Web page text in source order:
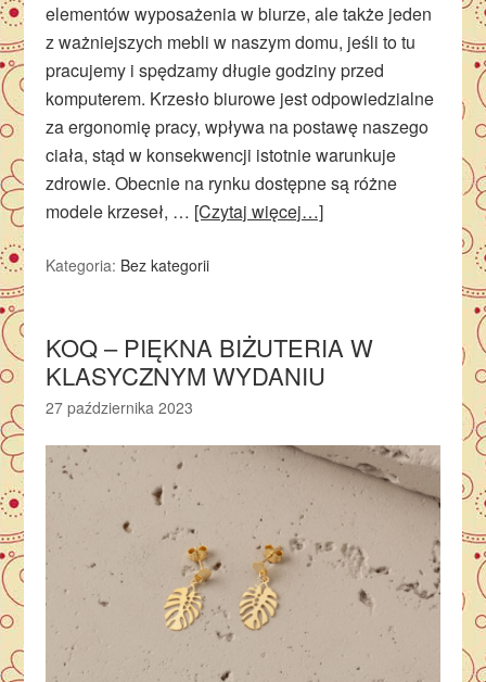
elementów wyposażenia w biurze, ale także jeden
z ważniejszych mebli w naszym domu, jeśli to tu
pracujemy i spędzamy długie godziny przed
komputerem. Krzesło biurowe jest odpowiedzialne
za ergonomię pracy, wpływa na postawę naszego
ciała, stąd w konsekwencji istotnie warunkuje
zdrowie. Obecnie na rynku dostępne są różne
modele krzeseł, … [Czytaj więcej…]
Kategoria: Bez kategorii
KOQ – PIĘKNA BIŻUTERIA W
KLASYCZNYM WYDANIU
27 października 2023